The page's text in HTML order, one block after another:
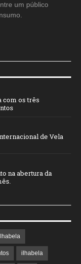
um público
com os três
de Vela
na abertura da
ilhabela